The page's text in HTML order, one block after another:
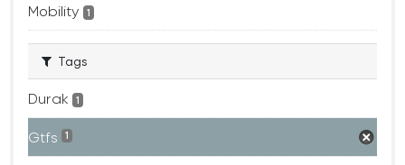
Mobility 1
Tags
Durak 1
Gtfs 1